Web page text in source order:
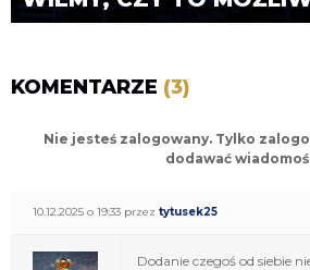
KOMENTARZE (3)
Nie jesteś zalogowany. Tylko
dodawać
10.12.2025 o 19:33 przez tytusek25
Dodanie czegoś od siebie